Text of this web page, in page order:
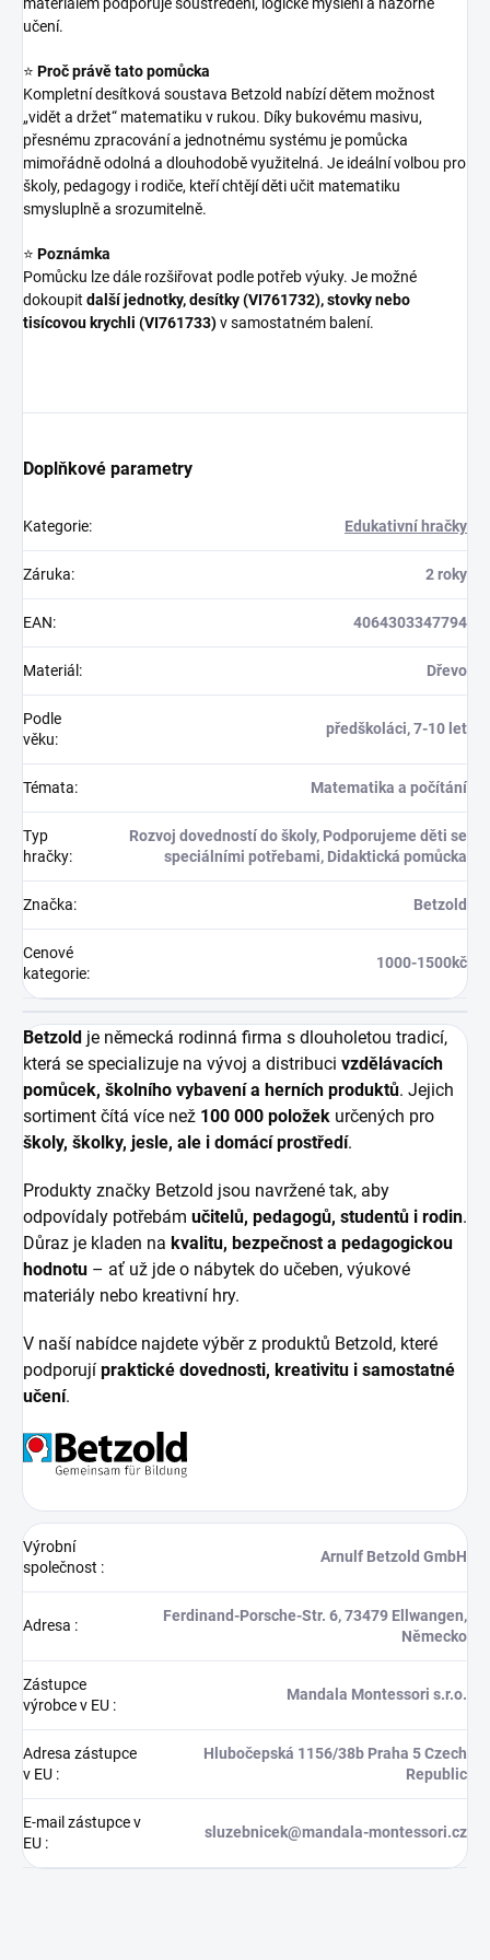
materiálem podporuje soustředění, logické myšlení a názorné
učení.
⭐ Proč právě tato pomůcka
Kompletní desítková soustava Betzold nabízí dětem možnost
„vidět a držet“ matematiku v rukou. Díky bukovému masivu,
přesnému zpracování a jednotnému systému je pomůcka
mimořádně odolná a dlouhodobě využitelná. Je ideální volbou pro
školy, pedagogy i rodiče, kteří chtějí děti učit matematiku
smysluplně a srozumitelně.
⭐ Poznámka
Pomůcku lze dále rozšiřovat podle potřeb výuky. Je možné
dokoupit další jednotky, desítky (VI761732), stovky nebo
tisícovou krychli (VI761733)v samostatném balení.
Doplňkové parametry
Kategorie: Edukativní hračky
Záruka: 2 roky
EAN: 4064303347794
Materiál : Dřevo
Podle
věku:
předškoláci, 7-10 let
Témata: Matematika a počítání
Typ
hračky:
Rozvoj dovedností do školy, Podporujeme děti se
speciálními potřebami, Didaktická pomůcka
Značka: Betzold
Cenové
kategorie:
1000-1500kč
Betzold je německá rodinná firma s dlouholetou tradicí,
která se specializuje na vývoj a distribuci vzdělávacích
pomůcek, školního vybavení a herních produktů. Jejich
sortiment čítá více než 100 000 položek určených pro
školy, školky, jesle, ale i domácí prostředí.
Produkty značky Betzold jsou navržené tak, aby
odpovídaly potřebám učitelů, pedagogů, studentů i rodin.
Důraz je kladen na kvalitu, bezpečnost a pedagogickou
hodnotu – ať už jde o nábytek do učeben, výukové
materiály nebo kreativní hry.
V naší nabídce najdete výběr z produktů Betzold, které
podporují praktické dovednosti, kreativitu i samostatné
učení.
Výrobní
společnost :
Arnulf Betzold GmbH
Adresa :
Ferdinand-Porsche-Str. 6, 73479 Ellwangen,
Německo
Zástupce
výrobce v EU :
Mandala Montessori s.r.o.
Adresa zástupce
v EU :
Hlubočepská 1156/38b Praha 5 Czech
Republic
E-mail zástupce v
EU :
sluzebnicek@mandala-montessori.cz